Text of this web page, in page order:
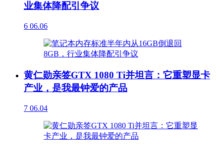
业集体降配引争议
6 06.06
黄仁勋亲签GTX 1080 Ti并坦言：它重塑显卡
产业，是我最钟爱的产品
7 06.04